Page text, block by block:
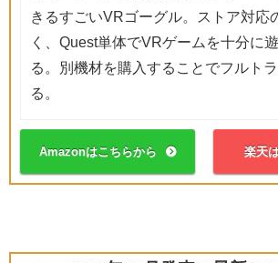
きるすごいVRゴーグル。ストア対応
く、Quest単体でVRゲームを十分に
る。別機材を購入することでフルト
る。
Amazonはこちらから 楽天